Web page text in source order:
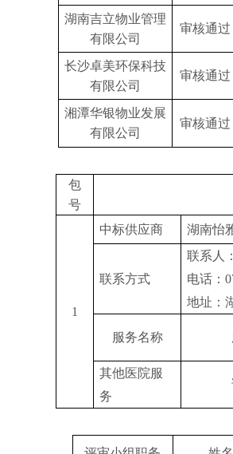
湖南吉立物业管理
有限公司
审核通过
长沙卓美环保科技
有限公司
审核通过
湘潭华银物业发展
有限公司
审核通过
包
号
1
中标供应商 湖南怡
联系方式
联系人
电话：
地址：
服务名称
其他医院服
务